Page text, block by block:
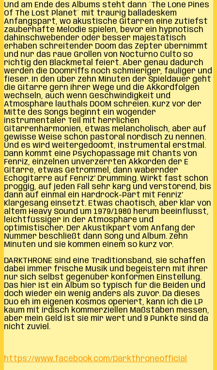
Und am Ende des Albums steht dann ´The Lone Pines
Of The Lost Planet´ mit traurig balladeskem
Anfangspart, wo akustische Gitarren eine zutiefst
zauberhafte Melodie spielen, bevor ein hypnotisch
dahinschwebender oder besser majestätisch
erhaben schreitender Doom das Zepter übernimmt
und nur das raue Grollen von Nocturno Culto so
richtig den Blackmetal feiert. Aber genau dadurch
werden die Doomriffs noch schmieriger, fauliger und
fieser. In den über zehn Minuten der Spieldauer geht
die Gitarre gern ihrer Wege und die Akkordfolgen
wechseln, auch wenn Geschwindigkeit und
Atmosphäre lauthals DOOM schreien. Kurz vor der
Mitte des Songs beginnt ein wogender
instrumentaler Teil mit herrlichen
Gitarrenharmonien, etwas melancholisch, aber auf
gewisse Weise schon pastoral nordisch zu nennen.
Und es wird weitergedoomt, instrumental erstmal.
Dann kommt eine Psychopassage mit Chants von
Fenriz, einzelnen unverzerrten Akkorden der E
Gitarre, etwas Getrommel, dann wabernder
Echogitarre auf Fenriz’ Drumming. Wirkt fast schon
proggig, auf jeden Fall sehr karg und verstörend, bis
dann auf einmal ein Hardrock-Part mit Fenriz’
Klargesang einsetzt. Etwas chaotisch, aber klar von
altem Heavy Sound um 1979/1980 herum beeinflusst,
leichtfüssiger in der Atmosphäre und
optimistischer. Der Akustikpart vom Anfang der
Nummer beschließt dann Song und Album. Zehn
Minuten und sie kommen einem so kurz vor.
DARKTHRONE sind eine Traditionsband, sie schaffen
dabei immer frische Musik und begeistern mit ihrer
nur sich selbst gegenüber konformen Einstellung.
Das hier ist ein Album so typisch für die Beiden und
doch wieder ein wenig anders als zuvor. Da dieses
Duo eh im eigenen Kosmos operiert, kann ich die LP
kaum mit irdisch kommerziellen Maßstäben messen,
aber mein Geld ist sie mir wert und 9 Punkte sind da
nicht zuviel.
https://www.facebook.com/Darkthroneofficial